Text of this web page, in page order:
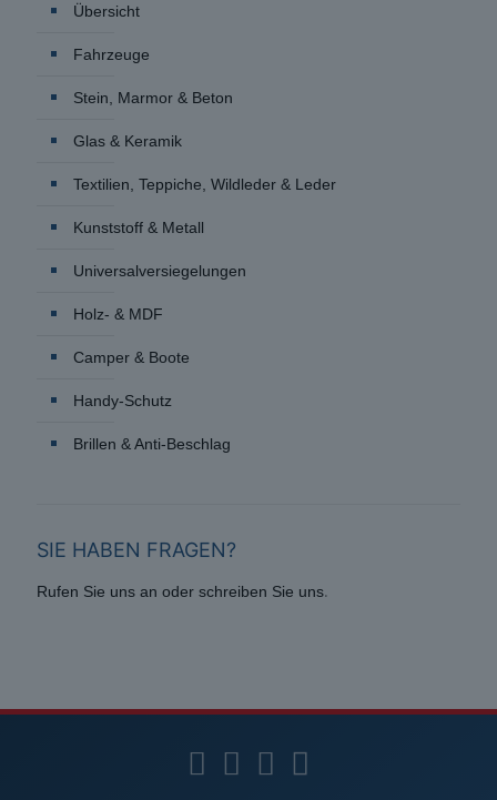
Übersicht
Fahrzeuge
Stein, Marmor & Beton
Glas & Keramik
Textilien, Teppiche, Wildleder & Leder
Kunststoff & Metall
Universalversiegelungen
Holz- & MDF
Camper & Boote
Handy-Schutz
Brillen & Anti-Beschlag
SIE HABEN FRAGEN?
Rufen Sie uns an oder schreiben Sie uns.